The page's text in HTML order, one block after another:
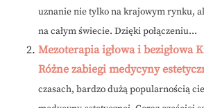
uznanie nie tylko na krajowym rynku,
na całym świecie. Dzięki połączeniu...
Mezoterapia igłowa i bezigłowa
Różne zabiegi medycyny
czasach, bardzo dużą popularnością